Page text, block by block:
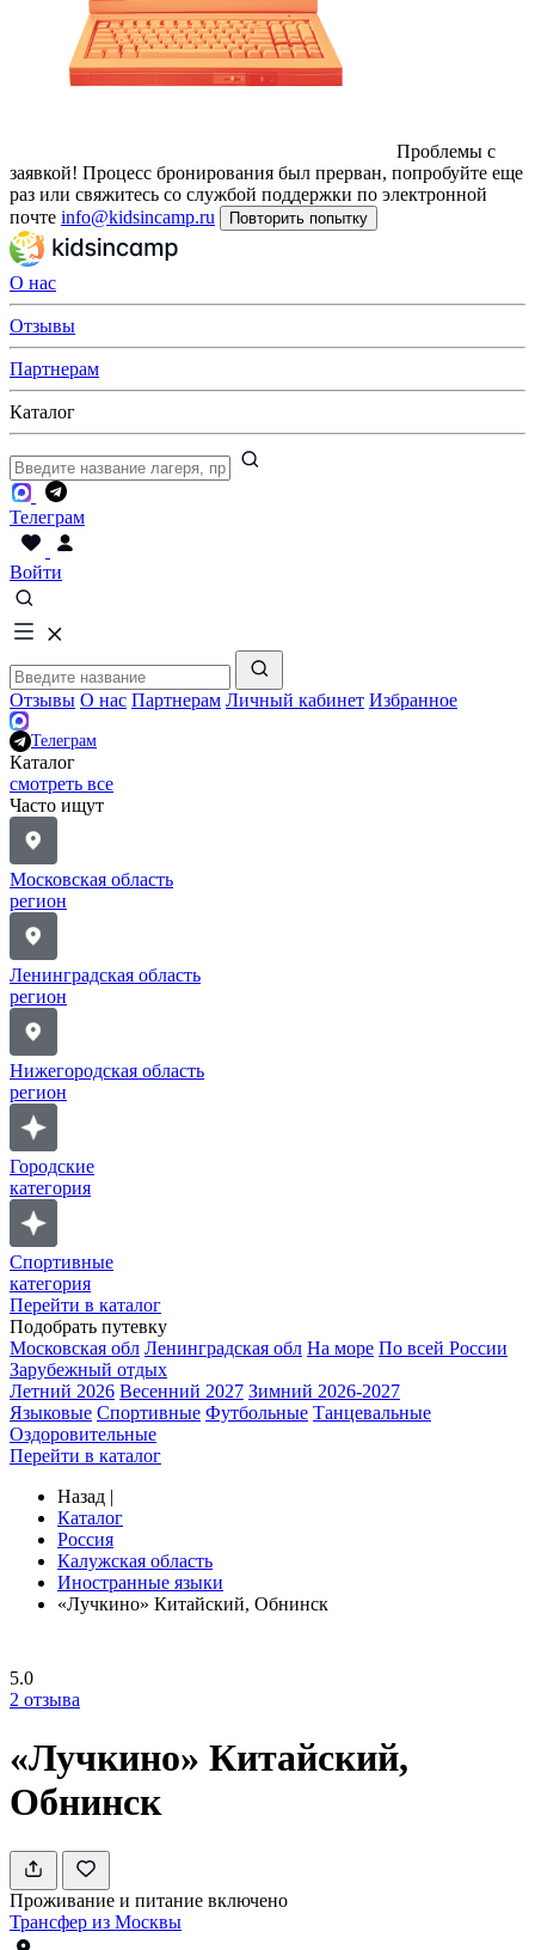
Проблемы с
заявкой! Процесс бронирования был прерван, попробуйте еще
раз или свяжитесь со службой поддержки по электронной
почте info@kidsincamp.ru Повторить попытку
О нас
Отзывы
Партнерам
Каталог
Телеграм
Войти
Отзывы О нас Партнерам Личный кабинет Избранное
Телеграм
Каталог
смотреть все
Часто ищут
Московская область
регион
Ленинградская область
регион
Нижегородская область
регион
Городские
категория
Спортивные
категория
Перейти в каталог
Подобрать путевку
Московская обл Ленинградская обл На море По всей России
Зарубежный отдых
Летний 2026 Весенний 2027 Зимний 2026-2027
Языковые Спортивные Футбольные Танцевальные
Оздоровительные
Перейти в каталог
Назад |
Каталог
Россия
Калужская область
Иностранные языки
«Лучкино» Китайский, Обнинск
5.0
2 отзыва
«Лучкино» Китайский,
Обнинск
Проживание и питание включено
Трансфер из Москвы